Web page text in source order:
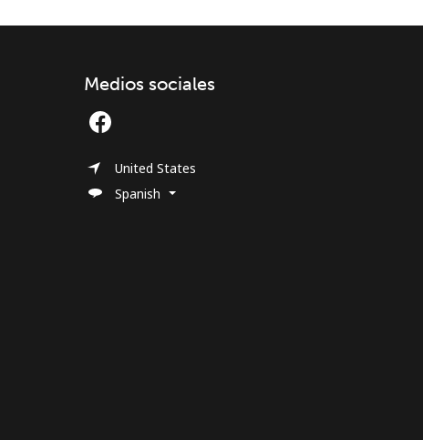
Medios sociales
United States
Spanish